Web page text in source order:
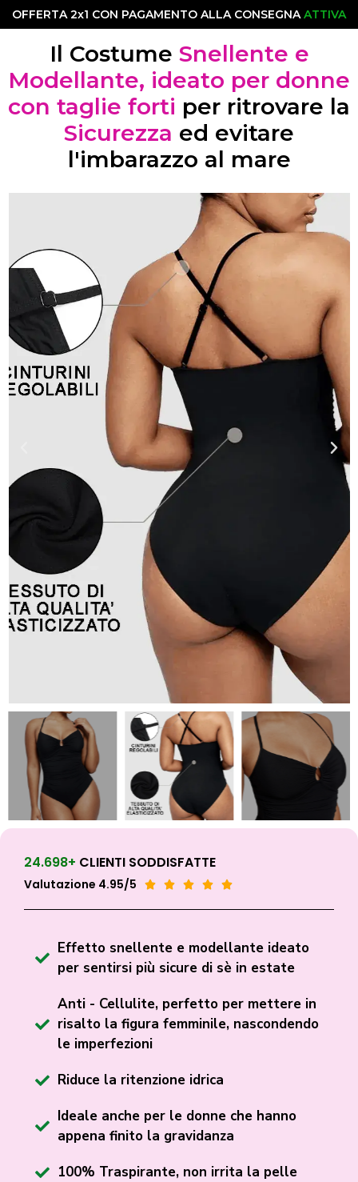
OFFERTA 2x1 CON PAGAMENTO ALLA CONSEGNAATTIVA
Il Costume Snellente e
Modellante, ideato per donne
con taglie forti per ritrovare la
Sicurezza ed evitare
l'imbarazzo al mare
24.698+ CLIENTI SODDISFATTE
Valutazione 4.95/5     
Effetto snellente e modellante ideato
per sentirsi più sicure di sè in estate
Anti - Cellulite, perfetto per mettere in
risalto la figura femminile, nascondendo
le imperfezioni
Riduce la ritenzione idrica
Ideale anche per le donne che hanno
appena finito la gravidanza
100% Traspirante, non irrita la pelle